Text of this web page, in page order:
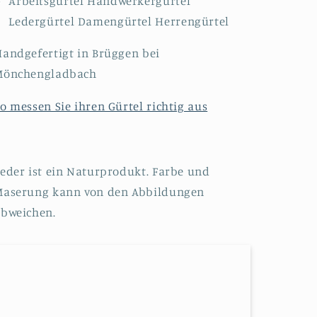
Ledergürtel Damengürtel Herrengürtel
in Brüggen bei
messen Sie ihren Gürtel richtig aus
ist ein Naturprodukt. Farbe und
kann von den Abbildungen